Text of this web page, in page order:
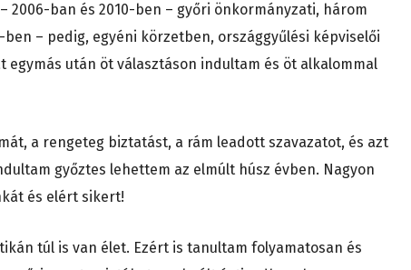
2006-ban és 2010-ben – győri önkormányzati, három
ben – pedig, egyéni körzetben, országgyűlési képviselői
egymás után öt választáson indultam és öt alkalommal
a rengeteg biztatást, a rám leadott szavazatot, és azt
győztes lehettem az elmúlt húsz évben. Nagyon
és elért sikert!
túl is van élet. Ezért is tanultam folyamatosan és